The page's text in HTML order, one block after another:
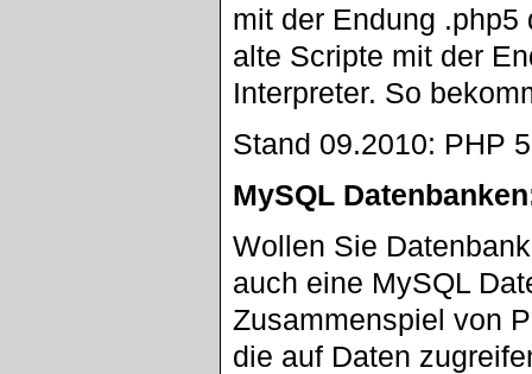
mit der Endung
alte Scripte mit der
Interpreter. So
Stand 09.2010: PHP
MySQL
Wollen Sie
auch eine MySQL
Zusammenspiel von
die auf Daten